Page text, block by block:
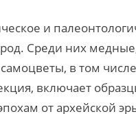
и
Среди них
в том
включает
от архейской